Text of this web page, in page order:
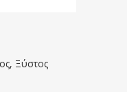
Ξύστος